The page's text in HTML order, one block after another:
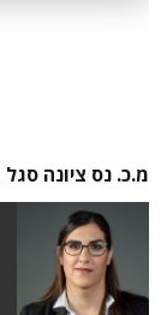
מ.כ. נס ציונה